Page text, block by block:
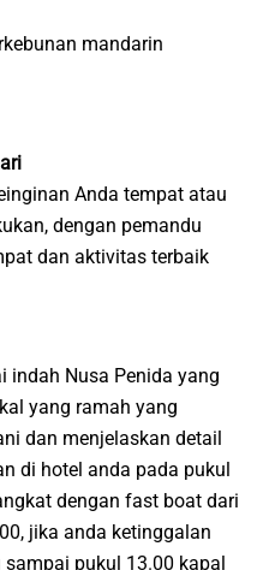
mandarin
Anda tempat atau
dengan pemandu
dan aktivitas terbaik
indah Nusa Penida yang
yang ramah yang
dan menjelaskan detail
di hotel anda pada pukul
dengan fast boat dari
jika anda ketinggalan
pukul 13.00 kapal